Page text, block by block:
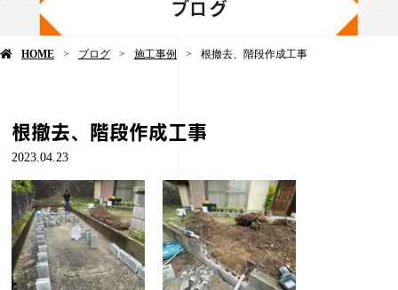
ブログ
HOME ブログ 施工事例 根撤去、階段作成工事
根撤去、階段作成工事
2023.04.23